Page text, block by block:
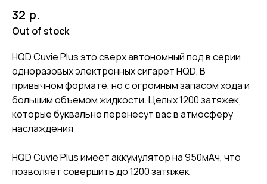
32 р.
Out of stock
HQD Cuvie Plus это сверх автономный под в серии
одноразовых электронных сигарет HQD. В
привычном формате, но с огромным запасом хода и
большим объемом жидкости. Целых 1200 затяжек,
которые буквально перенесут вас в атмосферу
наслаждения
HQD Cuvie Plus имеет аккумулятор на 950мАч, что
позволяет совершить до 1200 затяжек